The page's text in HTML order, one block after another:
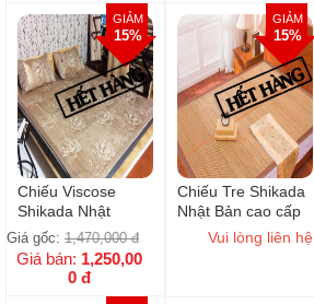
GIẢM
15%
Chiếu Viscose
Shikada Nhật
Bản180x200cm
Giá gốc: 1,470,000 đ
Giá bán: 1,250,00
0 đ
GIẢM
15%
Chiếu Tre Shikada
Nhật Bản cao cấp
180x200cm
Vui lòng liên hệ